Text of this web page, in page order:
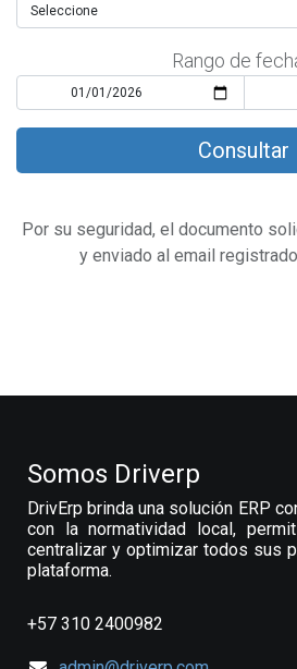
Rango de
Por su seguridad, el documento
y enviado al email
Somos Driverp
DrivErp brinda una solución ERP
con la normatividad local,
centralizar y optimizar todos sus
plataforma.
+57 310 2400982